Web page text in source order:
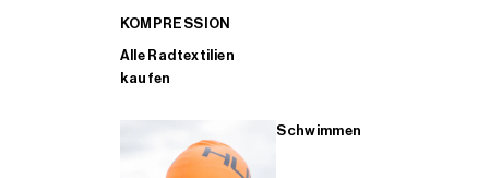
KOMPRESSION
Alle Radtextilien
kaufen
Schwimmen